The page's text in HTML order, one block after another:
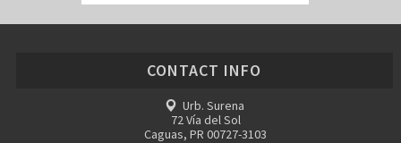
CONTACT INFO
Urb. Surena
72 Vía del Sol
Caguas, PR 00727-3103